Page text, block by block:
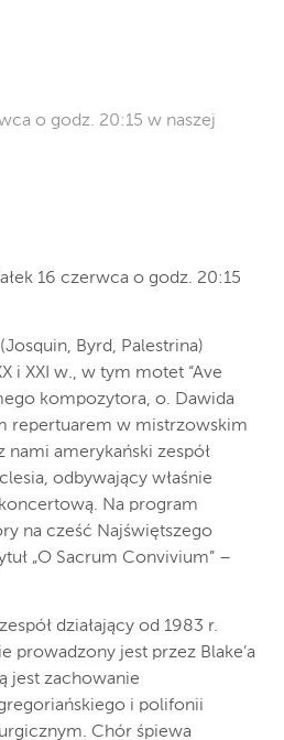
o godz. 20:15 w naszej
16 czerwca o godz. 20:15
Byrd, Palestrina)
i XXI w., w tym motet “Ave
kompozytora, o. Dawida
repertuarem w mistrzowskim
amerykański zespół
odbywający właśnie
Na program
na cześć Najświętszego
„O Sacrum Convivium” –
działający od 1983 r.
prowadzony jest przez Blake’a
jest zachowanie
i polifonii
Chór śpiewa